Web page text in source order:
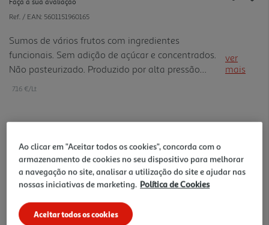
Faça a sua avaliação
Ref. / EAN: 5601151960165
Sumos de vários frutos com ingredientes
funcionais. Sem adição de açúcar e concentrados.
Não pasteurizado. Produzido por alta pressão
(HPP).
ver
mais
7.16 €/Lt
1,79 €
Notas de preparação
Ao clicar em "Aceitar todos os cookies", concorda com o
armazenamento de cookies no seu dispositivo para melhorar
a navegação no site, analisar a utilização do site e ajudar nas
nossas iniciativas de marketing. Política de Cookies
Aceitar todos os cookies